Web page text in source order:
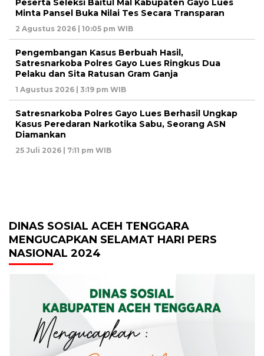
Peserta Seleksi Baitul Mal Kabupaten Gayo Lues
Minta Pansel Buka Nilai Tes Secara Transparan
2 Agustus 2026 | 10:05 pm WIB
Pengembangan Kasus Berbuah Hasil,
Satresnarkoba Polres Gayo Lues Ringkus Dua
Pelaku dan Sita Ratusan Gram Ganja
1 Agustus 2026 | 3:19 pm WIB
Satresnarkoba Polres Gayo Lues Berhasil Ungkap
Kasus Peredaran Narkotika Sabu, Seorang ASN
Diamankan
25 Juli 2026 | 7:11 pm WIB
DINAS SOSIAL ACEH TENGGARA
MENGUCAPKAN SELAMAT HARI PERS
NASIONAL 2024